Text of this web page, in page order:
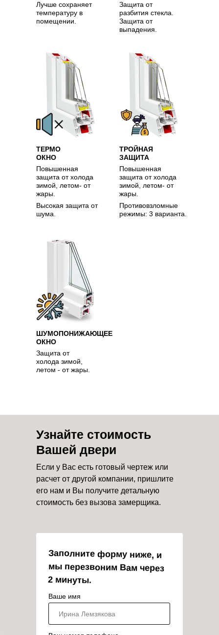
Защита от
холода зимой,
летом - от жары.
Повышенная
защита от холода
зимой, летом- от
жары.
Повышенная
защита от холода
зимой, летом- от
жары.
ТЕРМО
ОКНО
ШУМОПОНИЖАЮЩЕЕ
ОКНО
ТРОЙНАЯ
ЗАЩИТА
Лучше сохраняет
температуру в
помещении.
Высокая защита от
шума.
Противовзломные
режимы: 3 варианта.
Защита от
разбития стекла.
Защита от
выпадения.
Узнайте стоимость
Вашей двери
Если у Вас есть готовый чертеж или
расчет от другой компании, пришлите
его нам и Вы получите детальную
стоимость без вызова замерщика.
Ваше имя
Заполните форму ниже, и
мы перезвоним Вам через
2 минуты.